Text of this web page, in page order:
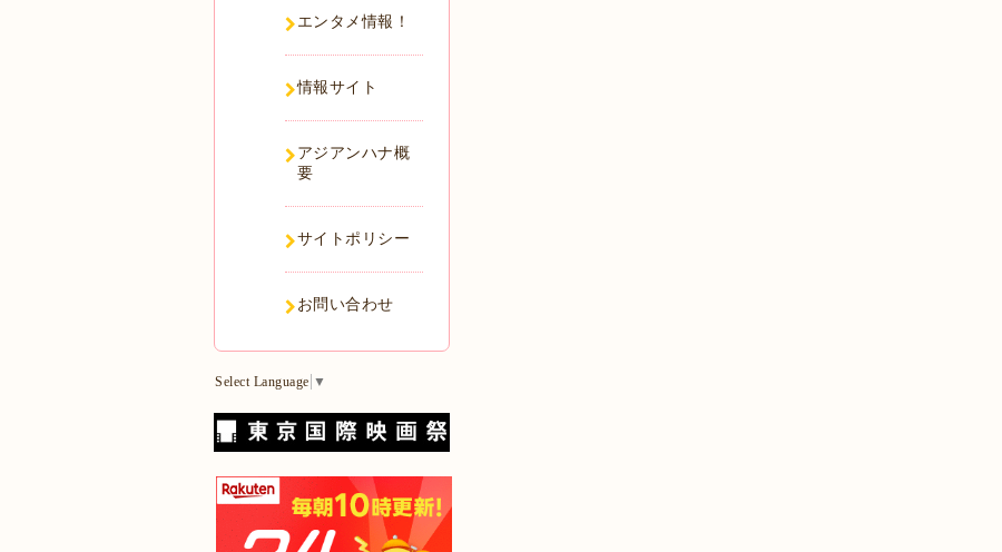
エンタメ情報！
情報サイト
アジアンハナ概
要
サイトポリシー
お問い合わせ
Select Language ▼